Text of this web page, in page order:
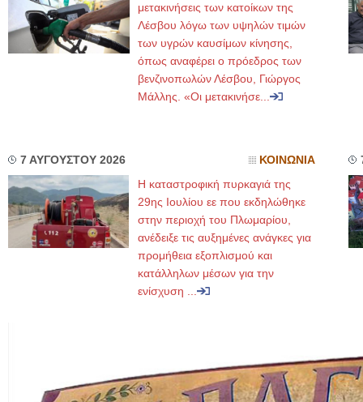
μετακινήσεις των κατοίκων της
Λέσβου λόγω των υψηλών τιμών
των υγρών καυσίμων κίνησης,
όπως αναφέρει ο πρόεδρος των
βενζινοπωλών Λέσβου, Γιώργος
Μάλλης. «Οι μετακινήσε...
7 ΑΥΓΟΥΣΤΟΥ 2026 ΚΟΙΝΩΝΙΑ
Η καταστροφική πυρκαγιά της
29ης Ιουλίου εε που εκδηλώθηκε
στην περιοχή του Πλωμαρίου,
ανέδειξε τις αυξημένες ανάγκες για
προμήθεια εξοπλισμού και
κατάλληλων μέσων για την
ενίσχυση ...